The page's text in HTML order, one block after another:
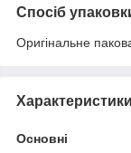
Спосіб
Оригінальне
Характеристики
Основні